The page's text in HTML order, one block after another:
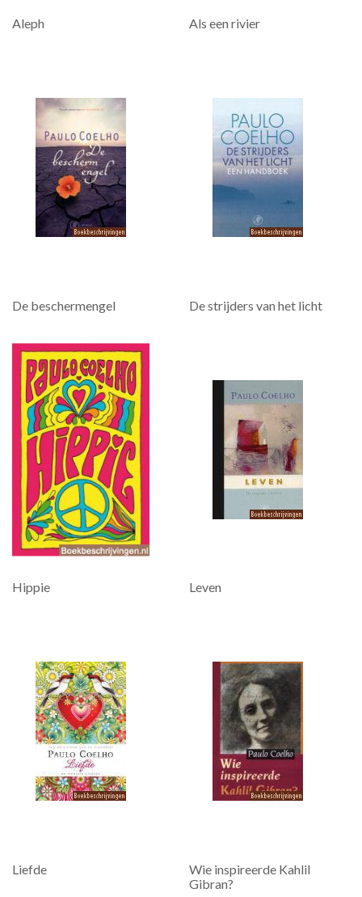
Aleph Als een rivier
De beschermengel De strijders van het licht
Hippie Leven
Liefde
Wie inspireerde Kahlil
Gibran?